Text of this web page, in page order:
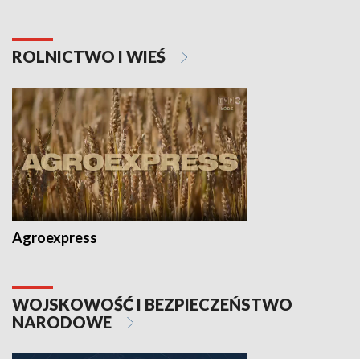
ROLNICTWO I WIEŚ
Agroexpress
WOJSKOWOŚĆ I BEZPIECZEŃSTWO
NARODOWE